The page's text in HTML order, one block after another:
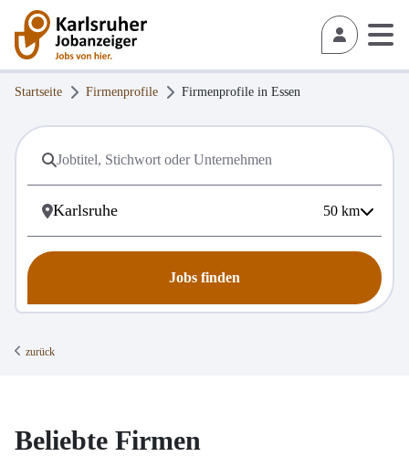
Startseite Firmenprofile Firmenprofile in Essen
50 km
Jobs finden
zurück
Beliebte Firmen